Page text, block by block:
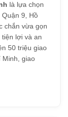
là lựa chọn
9, Hồ
chắn vừa gọn
lợi và an
50 triệu giao
Minh, giao